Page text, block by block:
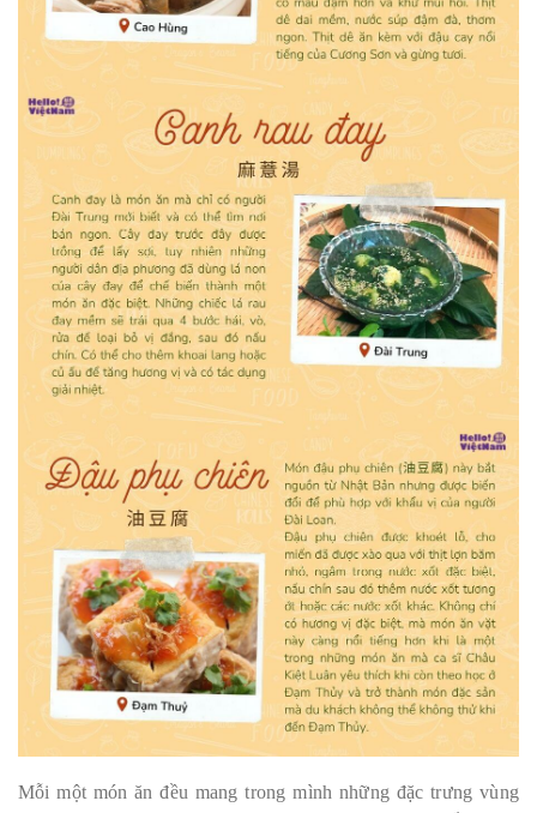
Mỗi một món ăn đều mang trong mình những đặc trưng vùng